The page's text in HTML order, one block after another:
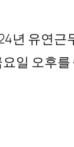
년 유연근
일 오후를